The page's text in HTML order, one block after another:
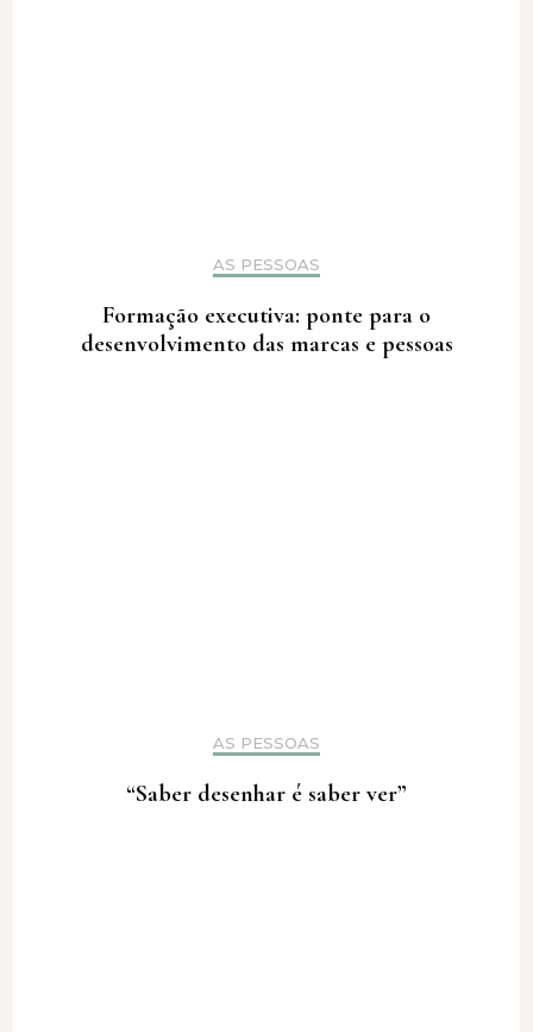
AS PESSOAS
Formação executiva: ponte para o
desenvolvimento das marcas e pessoas
AS PESSOAS
“Saber desenhar é saber ver”